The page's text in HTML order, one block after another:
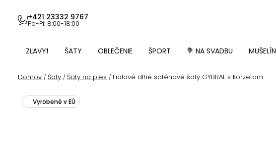
obsah
+421 23332 9767
Po-Pi: 8:00-18:00
ZĽAVY❗ ŠATY OBLEČENIE ŠPORT 💐 NA SVADBU MUŠELÍN
Domov / Šaty / Šaty na ples / Fialové dlhé saténové šaty GYBRAL s korzetom
Vyrobené v EÚ